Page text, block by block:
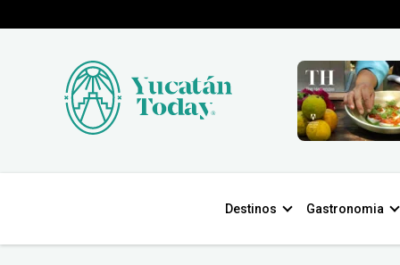
Destinos Gastronomia